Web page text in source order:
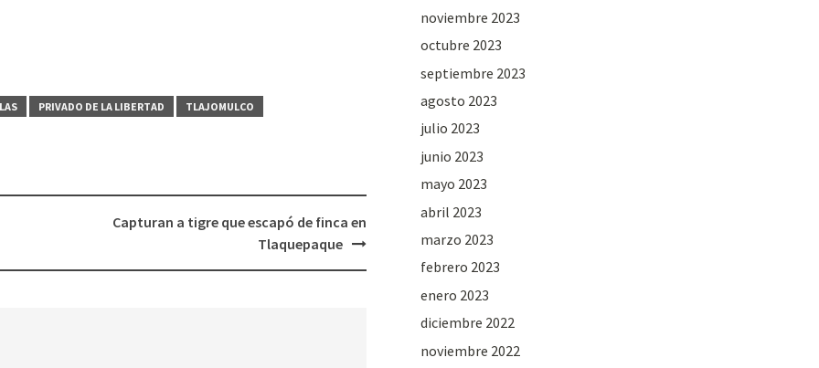
PRIVADO DE LA LIBERTAD TLAJOMULCO
Capturan a tigre que escapó de finca en
Tlaquepaque
noviembre 2023
octubre 2023
septiembre 2023
agosto 2023
julio 2023
junio 2023
mayo 2023
abril 2023
marzo 2023
febrero 2023
enero 2023
diciembre 2022
noviembre 2022